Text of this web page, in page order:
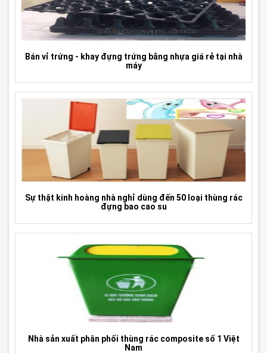
Bán vỉ trứng - khay đựng trứng bằng nhựa giá rẻ tại nhà
máy
Sự thật kinh hoàng nhà nghỉ dùng đến 50 loại thùng rác
đựng bao cao su
Nhà sản xuất phân phối thùng rác composite số 1 Việt
Nam